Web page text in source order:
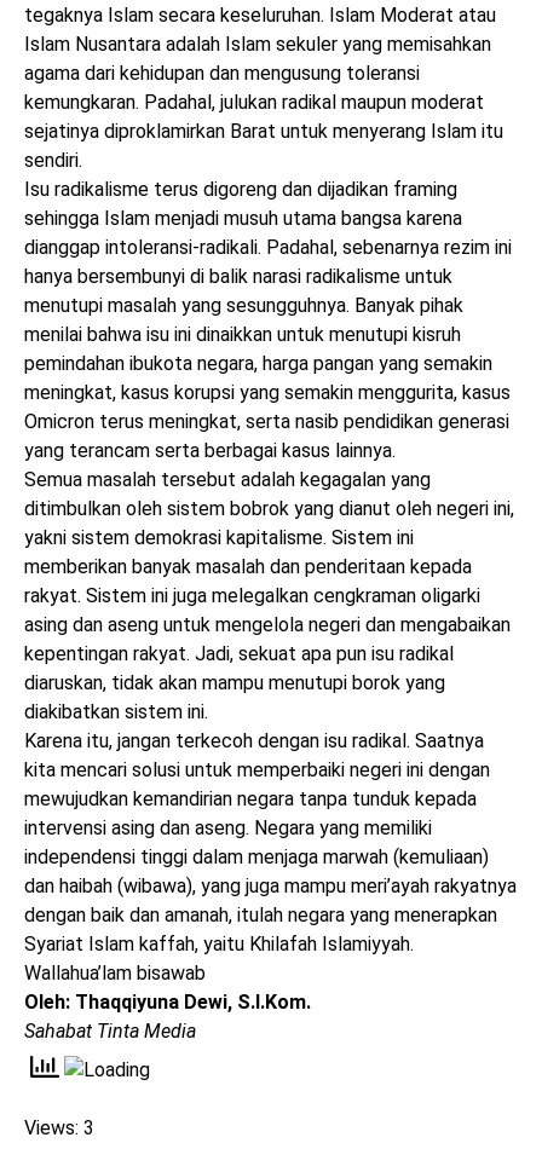
tegaknya Islam secara keseluruhan. Islam Moderat atau
Islam Nusantara adalah Islam sekuler yang memisahkan
agama dari kehidupan dan mengusung toleransi
kemungkaran. Padahal, julukan radikal maupun moderat
sejatinya diproklamirkan Barat untuk menyerang Islam itu
sendiri.
Isu radikalisme terus digoreng dan dijadikan framing
sehingga Islam menjadi musuh utama bangsa karena
dianggap intoleransi-radikali. Padahal, sebenarnya rezim ini
hanya bersembunyi di balik narasi radikalisme untuk
menutupi masalah yang sesungguhnya. Banyak pihak
menilai bahwa isu ini dinaikkan untuk menutupi kisruh
pemindahan ibukota negara, harga pangan yang semakin
meningkat, kasus korupsi yang semakin menggurita, kasus
Omicron terus meningkat, serta nasib pendidikan generasi
yang terancam serta berbagai kasus lainnya.
Semua masalah tersebut adalah kegagalan yang
ditimbulkan oleh sistem bobrok yang dianut oleh negeri ini,
yakni sistem demokrasi kapitalisme. Sistem ini
memberikan banyak masalah dan penderitaan kepada
rakyat. Sistem ini juga melegalkan cengkraman oligarki
asing dan aseng untuk mengelola negeri dan mengabaikan
kepentingan rakyat. Jadi, sekuat apa pun isu radikal
diaruskan, tidak akan mampu menutupi borok yang
diakibatkan sistem ini.
Karena itu, jangan terkecoh dengan isu radikal. Saatnya
kita mencari solusi untuk memperbaiki negeri ini dengan
mewujudkan kemandirian negara tanpa tunduk kepada
intervensi asing dan aseng. Negara yang memiliki
independensi tinggi dalam menjaga marwah (kemuliaan)
dan haibah (wibawa), yang juga mampu meri’ayah rakyatnya
dengan baik dan amanah, itulah negara yang menerapkan
Syariat Islam kaffah, yaitu Khilafah Islamiyyah.
Wallahua’lam bisawab
Oleh: Thaqqiyuna Dewi, S.I.Kom.
Sahabat Tinta Media
Views: 3